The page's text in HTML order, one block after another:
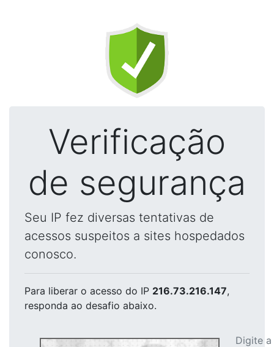
Verificação
de segurança
Seu IP fez diversas tentativas de
acessos suspeitos a sites hospedados
conosco.
Para liberar o acesso do IP 216.73.216.147,
responda ao desafio abaixo.
Digite